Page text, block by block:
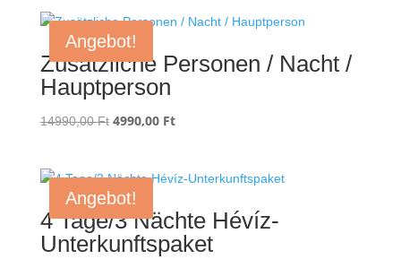
Angebot!
Zusätzliche Personen / Nacht /
Hauptperson
14990,00Ft Ursprünglicher
14990,00 Ft
4990,00 FtAktueller
4990,00 Ft.
Angebot!
4 Tage/3 Nächte Hévíz-
Unterkunftspaket